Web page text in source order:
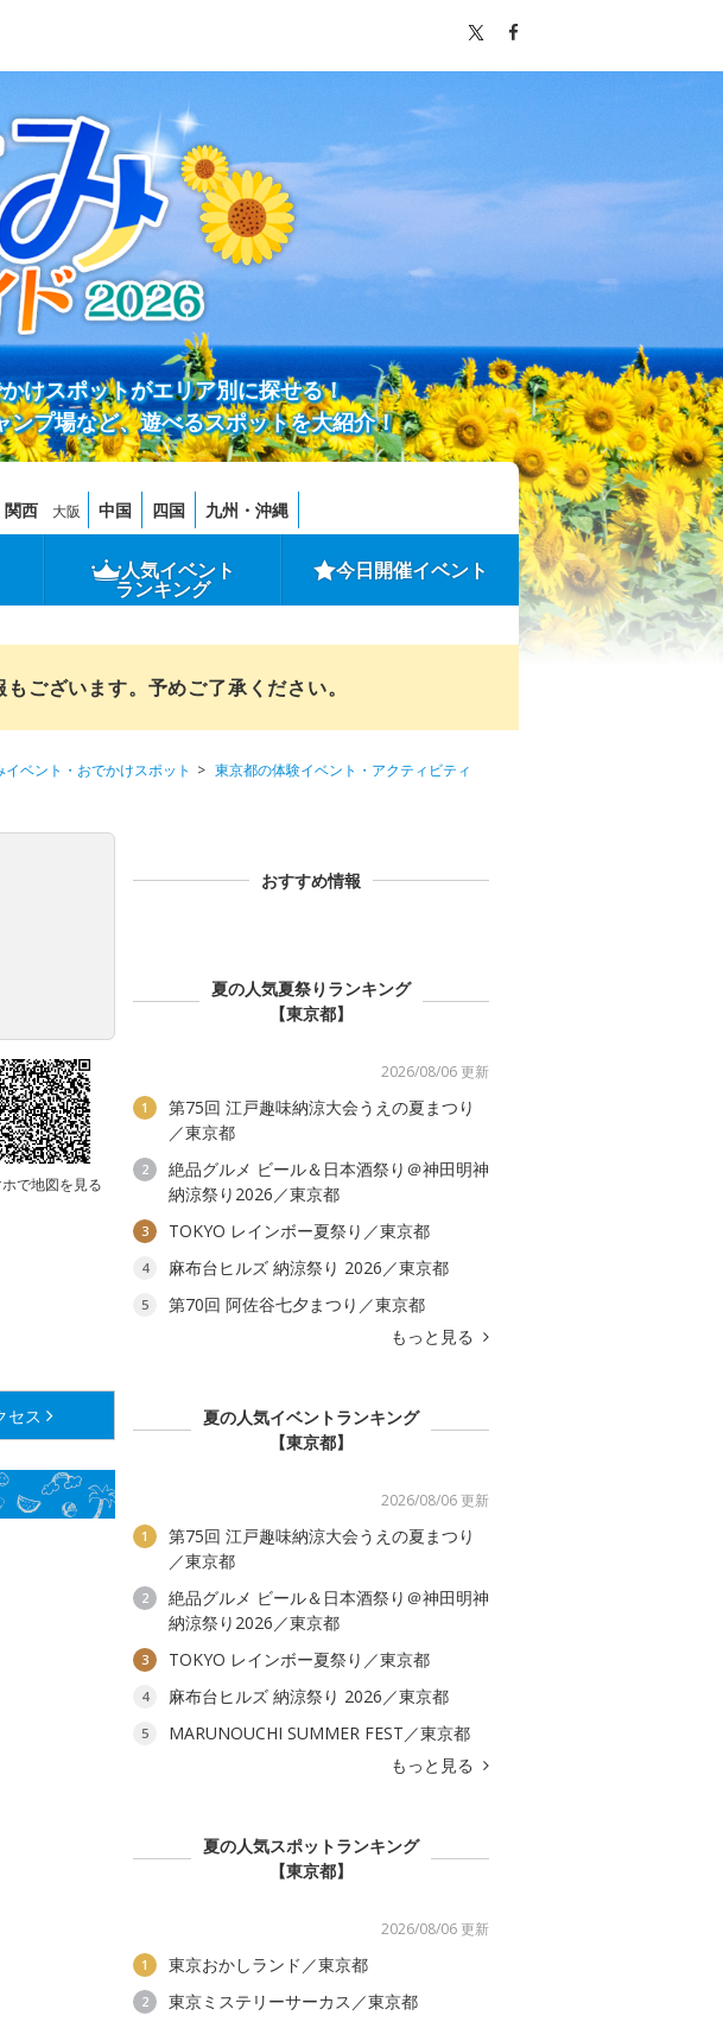
けスポットがエリア別に探せる！
プ場など、遊べるスポットを大紹介！
関西 大阪 中国 四国 九州・沖縄
人気イベント
ランキング
今日開催イベント
ございます。予めご了承ください。
ベント・おでかけスポット
東京都の体験イベント・アクティビティ
で地図を見る
セス
おすすめ情報
夏の人気夏祭りランキング
【東京都】
2026/08/06 更新
1
第75回 江戸趣味納涼大会うえの夏まつり
／東京都
2
絶品グルメ ビール＆日本酒祭り＠神田明神
納涼祭り2026／東京都
3 TOKYO レインボー夏祭り／東京都
4 麻布台ヒルズ 納涼祭り 2026／東京都
5
第70回 阿佐谷七夕まつり／東京都
もっと見る
夏の人気イベントランキング
【東京都】
2026/08/06 更新
1
第75回 江戸趣味納涼大会うえの夏まつり
／東京都
2
絶品グルメ ビール＆日本酒祭り＠神田明神
納涼祭り2026／東京都
3 TOKYO レインボー夏祭り／東京都
4 麻布台ヒルズ 納涼祭り 2026／東京都
5
MARUNOUCHI SUMMER FEST／東京都
もっと見る
夏の人気スポットランキング
【東京都】
2026/08/06 更新
1 東京おかしランド／東京都
2 東京ミステリーサーカス／東京都